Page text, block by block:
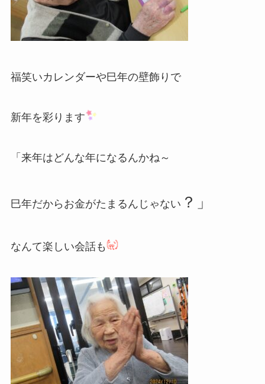
福笑いカレンダーや巳年の壁飾りで
新年を彩ります
「来年はどんな年になるんかね～
巳年だからお金がたまるんじゃない ？ 」
なんて楽しい会話も